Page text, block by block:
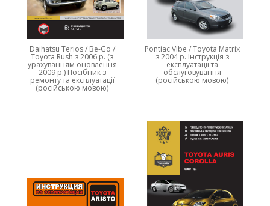
Daihatsu Terios / Be-Go /
Toyota Rush з 2006 р. (з
урахуванням оновлення
2009 р.) Посібник з
ремонту та експлуатації
(російською мовою)
Pontiac Vibe / Toyota Matrix
з 2004 р. Інструкція з
експлуатації та
обслуговування
(російською мовою)